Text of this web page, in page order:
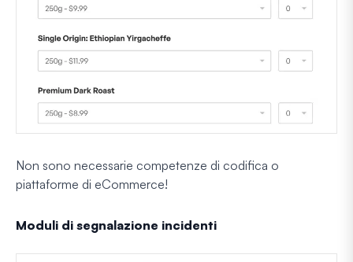
Non sono necessarie competenze di codifica o
piattaforme di eCommerce!
Moduli di segnalazione incidenti